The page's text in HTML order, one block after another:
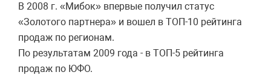
В 2008 г. «Мибок» впервые получил статус
«Золотого партнера» и вошел в ТОП-10 рейтинга
продаж по регионам.
По результатам 2009 года - в ТОП-5 рейтинга
продаж по ЮФО.